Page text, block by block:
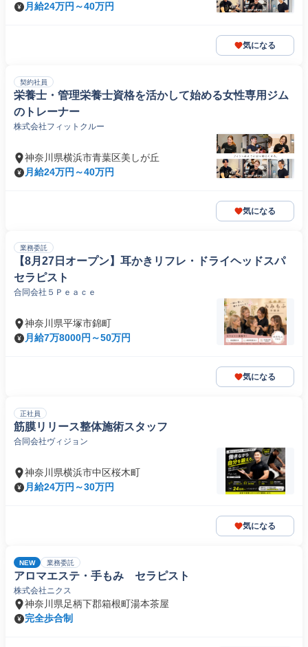
月給24万円～40万円
気になる
契約社員
栄養士・管理栄養士資格を活かして始める女性専用ジム
のトレーナー
株式会社フィットクルー
神奈川県横浜市青葉区美しが丘
月給24万円～40万円
気になる
業務委託
【8月27日オープン】耳かきリフレ・ドライヘッドスパ
セラピスト
合同会社５Ｐｅａｃｅ
神奈川県平塚市錦町
月給7万8000円～50万円
気になる
正社員
筋膜リリース整体施術スタッフ
合同会社ヴィジョン
神奈川県横浜市中区桜木町
月給24万円～30万円
気になる
NEW 業務委託
アロマエステ・手もみ セラピスト
株式会社ニクス
神奈川県足柄下郡箱根町湯本茶屋
完全歩合制